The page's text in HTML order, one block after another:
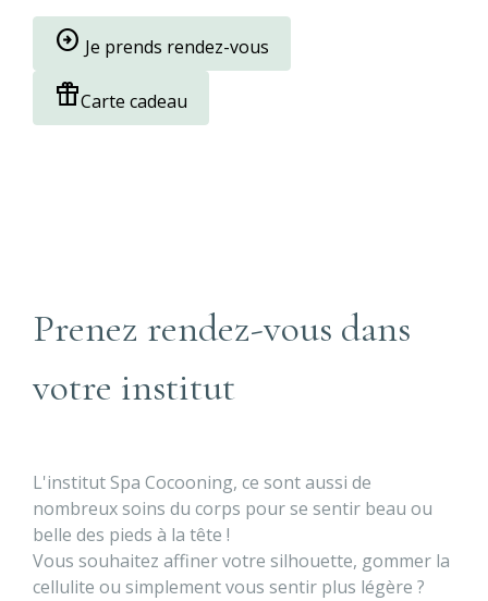
arrow_circle_right Je prends rendez-vous
featured_seasonal_and_giftsCarte cadeau
Prenez rendez-vous dans
votre institut
L'institut Spa Cocooning, ce sont aussi de
nombreux soins du corps pour se sentir beau ou
belle des pieds à la tête !
Vous souhaitez affiner votre silhouette, gommer la
cellulite ou simplement vous sentir plus légère ?